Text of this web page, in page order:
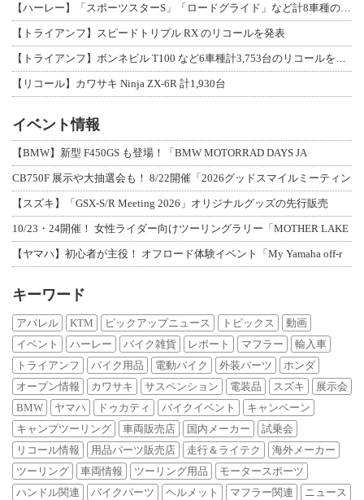
【トライアンフ】スピードトリプル RX のリコールを発表
【リコール】カワサキ Ninja ZX-6R 計1,930台
イベント情報
【BMW】新型 F450GS も登場！「BMW MOTORRAD DAYS JA
CB750F 展示や大抽選会も！ 8/22開催「2026グッドスマイルミーティン
【スズキ】「GSX-S/R Meeting 2026」オリジナルグッズの先行販売
10/23・24開催！ 女性ライダー向けツーリングラリー「MOTHER LAKE
【ヤマハ】初心者が主役！ オフロード体験イベント「My Yamaha off-r
キーワード
アパレル KTM ピックアップニュース トピックス
動画
イベント
ハーレー バイク雑貨 レポート マフラー
輸入車
トライアンフ
バイク用品 電動バイク 外装パーツ
ホンダ
オープン情報
カワサキ サスペンション 電装品 スズキ
展示会
BMW
ヤマハ ドゥカティ バイクイベント
キャンペーン
キャンプツーリング
車両販売店 国内メーカー
試乗会
リコール情報
用品パーツ販売店 走行＆ライテク
海外メーカー
ツーリング
車両情報 ツーリング用品
モータースポーツ
ハンドル関連
バイクパーツ ヘルメット マフラー関連 ニュース